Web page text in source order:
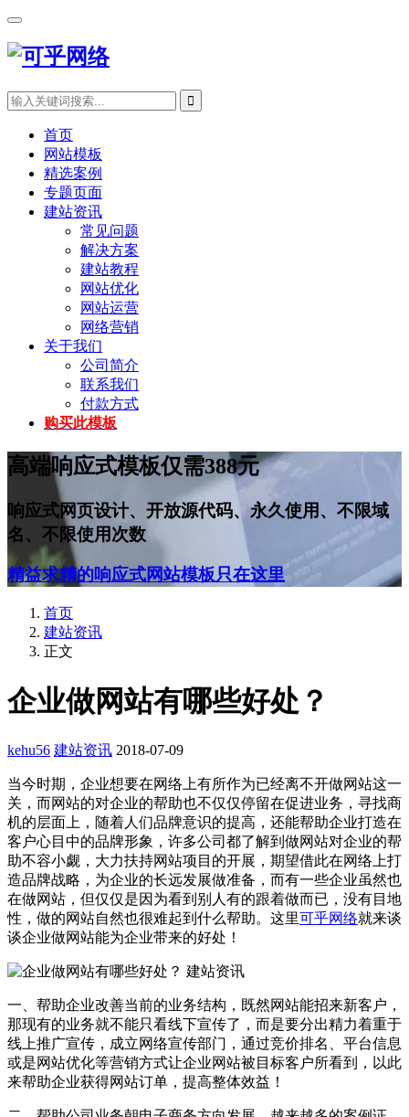
首页
网站模板
精选案例
专题页面
建站资讯
常见问题
解决方案
建站教程
网站优化
网站运营
网络营销
关于我们
公司简介
联系我们
付款方式
购买此模板
高端响应式模板仅需388元
响应式网页设计、开放源代码、永久使用、不限域
名、不限使用次数
精益求精的响应式网站模板只在这里
首页
建站资讯
正文
企业做网站有哪些好处？
kehu56 建站资讯 2018-07-09
当今时期，企业想要在网络上有所作为已经离不开做网站这一
关，而网站的对企业的帮助也不仅仅停留在促进业务，寻找商
机的层面上，随着人们品牌意识的提高，还能帮助企业打造在
客户心目中的品牌形象，许多公司都了解到做网站对企业的帮
助不容小觑，大力扶持网站项目的开展，期望借此在网络上打
造品牌战略，为企业的长远发展做准备，而有一些企业虽然也
在做网站，但仅仅是因为看到别人有的跟着做而已，没有目地
性，做的网站自然也很难起到什么帮助。这里可乎网络就来谈
谈企业做网站能为企业带来的好处！
一、帮助企业改善当前的业务结构，既然网站能招来新客户，
那现有的业务就不能只看线下宣传了，而是要分出精力着重于
线上推广宣传，成立网络宣传部门，通过竞价排名、平台信息
或是网站优化等营销方式让企业网站被目标客户所看到，以此
来帮助企业获得网站订单，提高整体效益！